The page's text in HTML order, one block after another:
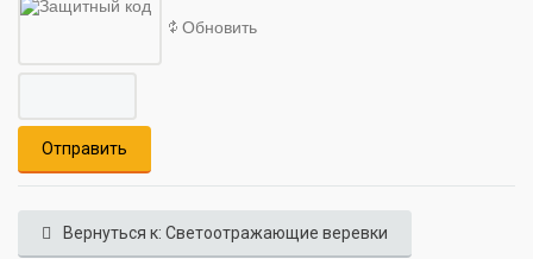
Обновить
Отправить
Вернуться к: Светоотражающие веревки